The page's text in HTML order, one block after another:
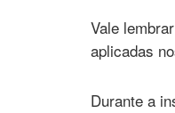
Vale
aplicadas
Durante a